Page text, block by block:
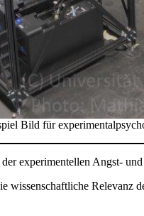
Bild für
experimentellen Angst-
wissenschaftliche Relevanz